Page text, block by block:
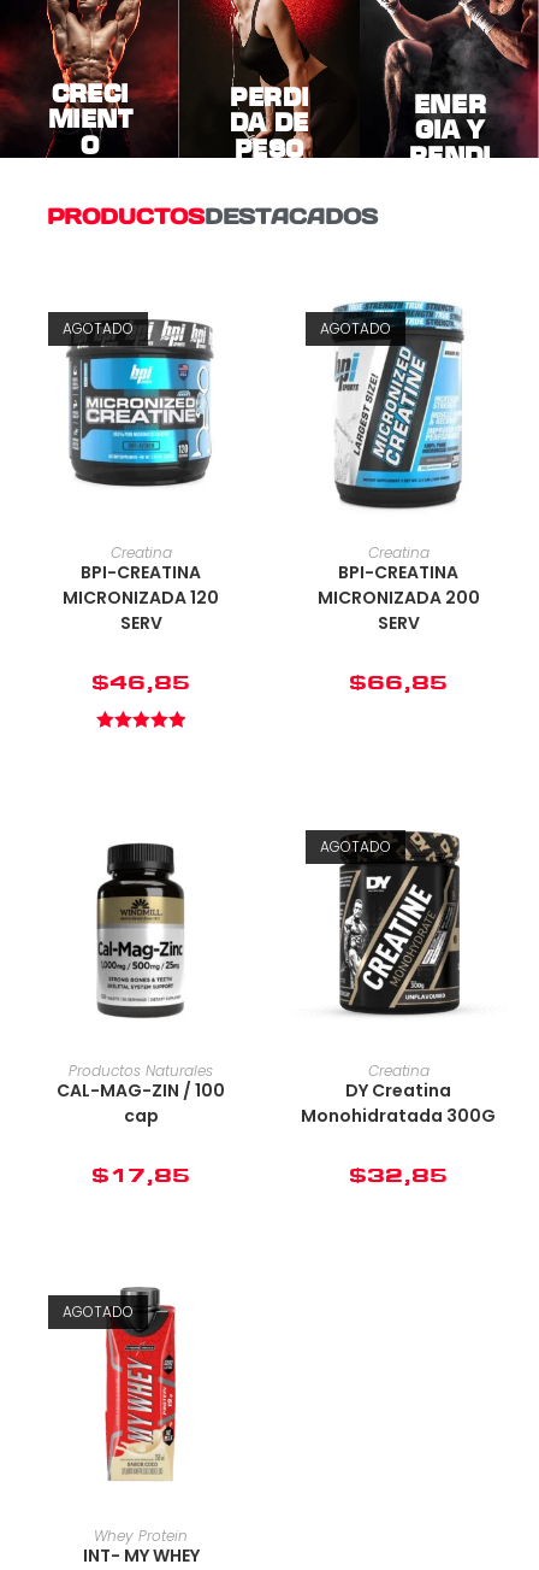
CRECI
MIENT
O
PERDI
DA DE
PESO
ENER
GIA Y
RENDI
PRODUCTOSDESTACADOS
AGOTADO
Creatina
BPI-CREATINA
MICRONIZADA 120
SERV
$46,85
AGOTADO
Creatina
BPI-CREATINA
MICRONIZADA 200
SERV
$66,85
Productos Naturales
CAL-MAG-ZIN / 100
cap
$17,85
AGOTADO
Creatina
DY Creatina
Monohidratada 300G
$32,85
AGOTADO
Whey Protein
INT- MY WHEY